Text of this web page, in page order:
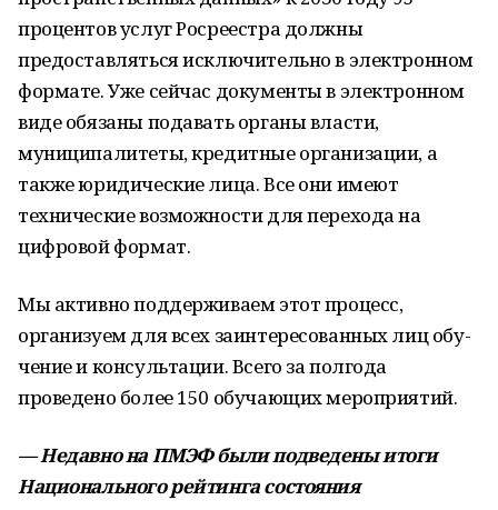
процентов услуг Росреестра должны
предоставляться исключительно в электронном
формате. Уже сейчас документы в электронном
виде обязаны подавать органы власти,
муниципалитеты, кредитные организации, а
также юридические лица. Все они имеют
техничес­кие возможности для перехода на
цифровой формат.
Мы активно поддерживаем этот процесс,
организуем для всех заинтересованных лиц обу­
чение и консультации. Всего за полгода
проведено более 150 обучающих мероприятий.
— Недавно на ПМЭФ были подведены итоги
Национального рейтинга состояния